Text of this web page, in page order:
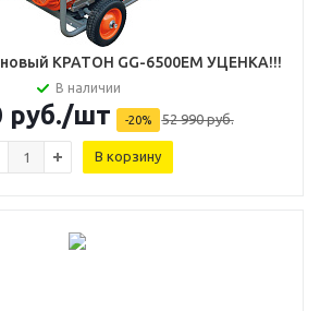
Генератор бензиновый КРАТОН GG-6500EM УЦЕНКА!!!
В наличии
руб./шт -20% 52 990руб.
В корзину